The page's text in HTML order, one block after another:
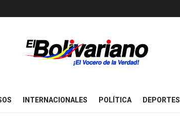
INTERNACIONALES POLÍTICA DEPORTES